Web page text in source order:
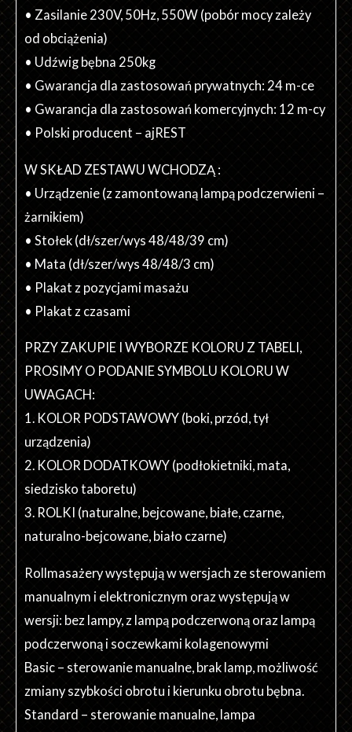
• Zasilanie 230V, 50Hz, 550W (pobór mocy zależy
od obciążenia)
• Udźwig bębna 250kg
• Gwarancja dla zastosowań prywatnych: 24 m-ce
• Gwarancja dla zastosowań komercyjnych: 12 m-cy
• Polski producent – ajREST
W SKŁAD ZESTAWU WCHODZĄ :
• Urządzenie (z zamontowaną lampą podczerwieni –
żarnikiem)
• Stołek (dł/szer/wys 48/48/39 cm)
• Mata (dł/szer/wys 48/48/3 cm)
• Plakat z pozycjami masażu
• Plakat z czasami
PRZY ZAKUPIE I WYBORZE KOLORU Z TABELI,
PROSIMY O PODANIE SYMBOLU KOLORU W
UWAGACH:
1. KOLOR PODSTAWOWY (boki, przód, tył
urządzenia)
2. KOLOR DODATKOWY (podłokietniki, mata,
siedzisko taboretu)
3. ROLKI (naturalne, bejcowane, białe, czarne,
naturalno-bejcowane, biało czarne)
Rollmasażery występują w wersjach ze sterowaniem
manualnym i elektronicznym oraz występują w
wersji: bez lampy, z lampą podczerwoną oraz lampą
podczerwoną i soczewkami kolagenowymi
Basic – sterowanie manualne, brak lamp, możliwość
zmiany szybkości obrotu i kierunku obrotu bębna.
Standard – sterowanie manualne, lampa